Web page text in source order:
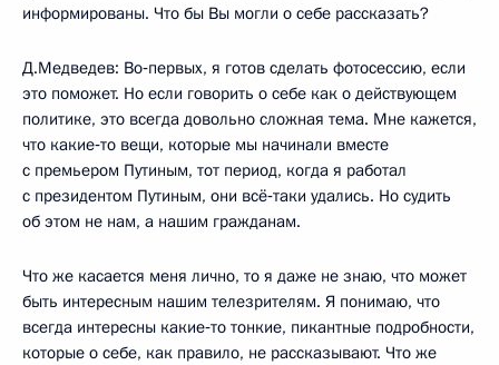
информированы. Что бы Вы могли о себе рассказать?
Д.Медведев: Во‑первых, я готов сделать фотосессию, если
это поможет. Но если говорить о себе как о действующем
политике, это всегда довольно сложная тема. Мне кажется,
что какие‑то вещи, которые мы начинали вместе
с премьером Путиным, тот период, когда я работал
с президентом Путиным, они всё‑таки удались. Но судить
об этом не нам, а нашим гражданам.
Что же касается меня лично, то я даже не знаю, что может
быть интересным нашим телезрителям. Я понимаю, что
всегда интересны какие‑то тонкие, пикантные подробности,
которые о себе, как правило, не рассказывают. Что же